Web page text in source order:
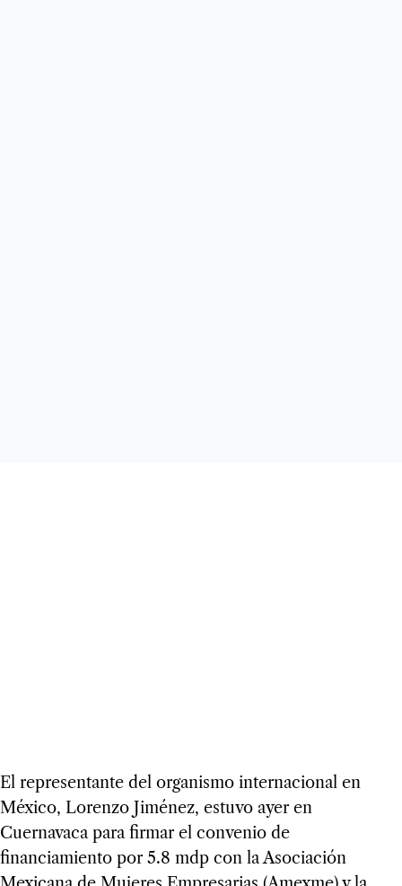
El representante del organismo internacional en
México, Lorenzo Jiménez, estuvo ayer en
Cuernavaca para firmar el convenio de
financiamiento por 5.8 mdp con la Asociación